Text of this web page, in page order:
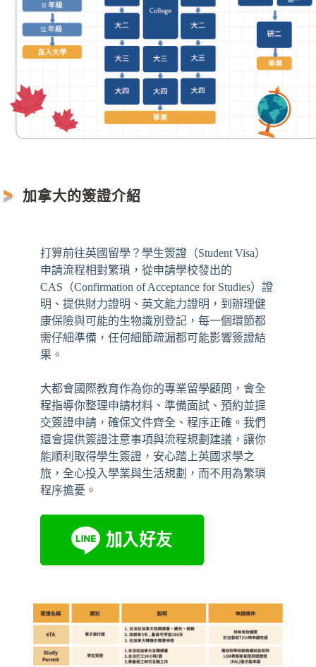
加拿大的簽證介紹
打算前往英國留學？學生簽證（Student Visa）
申請流程相對繁瑣，從申請學校發出的
CAS（Confirmation of Acceptance for Studies）證
明、提供財力證明、英文能力證明，到辦理健
康保險與可能的生物識別登記，每一個環節都
需仔細準備，任何細節疏漏都可能影響簽證結
果。
大都會國際教育作為你的專業留學顧問，會全
程指導你整理申請材料、準備面試、預約並提
交簽證申請，確保文件齊全、程序正確。我們
還會提供簽證注意事項與流程規劃建議，讓你
能順利取得學生簽證，安心踏上英國求學之
旅，全心投入學業與生活規劃，而不用為繁瑣
程序擔憂。